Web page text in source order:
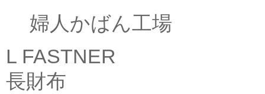
婦人かばん工場
L FASTNER
長財布